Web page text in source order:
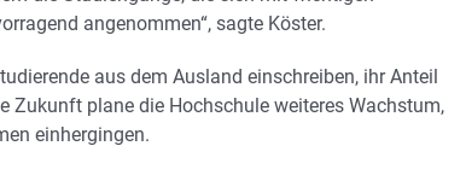
angenommen“, sagte Köster.
aus dem Ausland einschreiben, ihr Anteil
Zukunft plane die Hochschule weiteres Wachstum,
einhergingen.